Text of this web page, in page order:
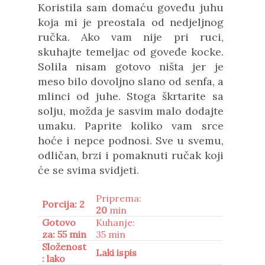
Koristila sam domaću goveđu juhu
koja mi je preostala od nedjeljnog
ručka. Ako vam nije pri ruci,
skuhajte temeljac od goveđe kocke.
Solila nisam gotovo ništa jer je
meso bilo dovoljno slano od senfa, a
mlinci od juhe. Stoga škrtarite sa
solju, možda je sasvim malo dodajte
umaku. Paprite koliko vam srce
hoće i nepce podnosi. Sve u svemu,
odličan, brzi i pomaknuti ručak koji
će se svima svidjeti.
Porcija: 2
Priprema:
20 min
Gotovo
za: 55 min
Kuhanje:
35 min
Složenost
: lako
Laki ispis